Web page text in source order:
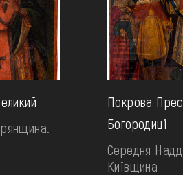
Покрова
Богородиці
Середня
Київщина